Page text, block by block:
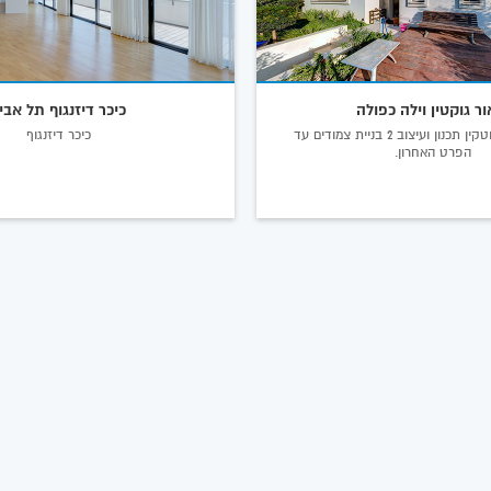
גוקטין וילה כפולה
אדריכל ליאור גוטקין תכנון ועיצוב 2 בניית צמודים עד
הפרט האחרון.
כיכר דיזנגוף תל
כיכר דיזנגוף